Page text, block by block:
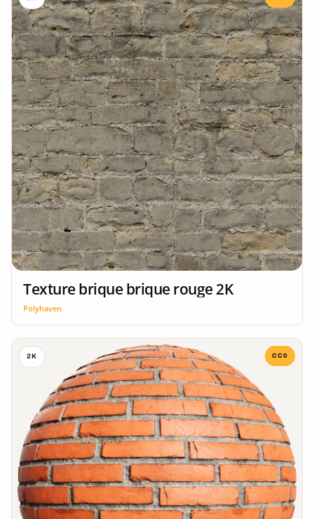
Texture brique brique rouge 2K
Polyhaven
2K CC0